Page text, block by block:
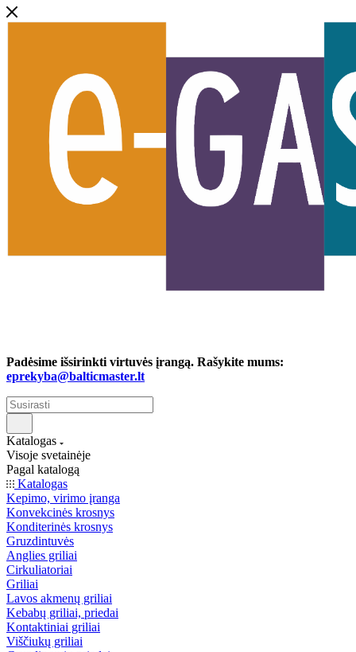
Padėsime išsirinkti virtuvės įrangą. Rašykite mums:
eprekyba@balticmaster.lt
Katalogas
Visoje svetainėje
Pagal katalogą
Katalogas
Kepimo, virimo įranga
Konvekcinės krosnys
Konditerinės krosnys
Gruzdintuvės
Anglies griliai
Cirkuliatoriai
Griliai
Lavos akmenų griliai
Kebabų griliai, priedai
Kontaktiniai griliai
Viščiukų griliai